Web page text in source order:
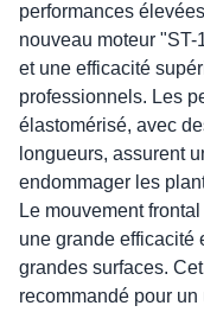
performances
nouveau moteur
et une efficacité
professionnels. Les
élastomérisé, avec
longueurs, assurent
endommager les
Le mouvement
une grande efficacité
grandes surfaces.
recommandé pour